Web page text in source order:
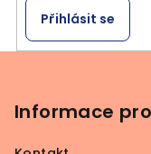
Přihlásit se
Informace